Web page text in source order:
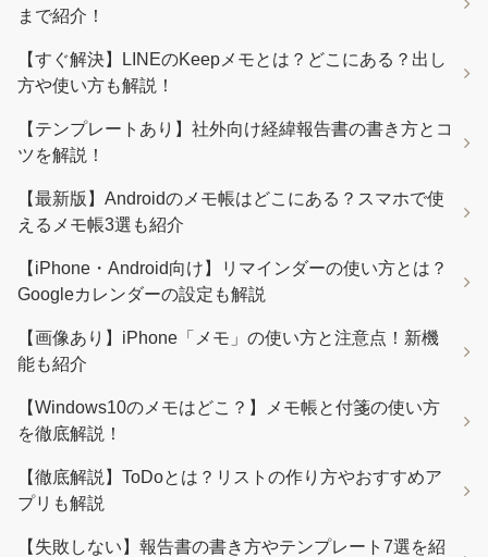
まで紹介！
【すぐ解決】LINEのKeepメモとは？どこにある？出し
方や使い方も解説！
【テンプレートあり】社外向け経緯報告書の書き方とコ
ツを解説！
【最新版】Androidのメモ帳はどこにある？スマホで使
えるメモ帳3選も紹介
【iPhone・Android向け】リマインダーの使い方とは？
Googleカレンダーの設定も解説
【画像あり】iPhone「メモ」の使い方と注意点！新機
能も紹介
【Windows10のメモはどこ？】メモ帳と付箋の使い方
を徹底解説！
【徹底解説】ToDoとは？リストの作り方やおすすめア
プリも解説
【失敗しない】報告書の書き方やテンプレート7選を紹